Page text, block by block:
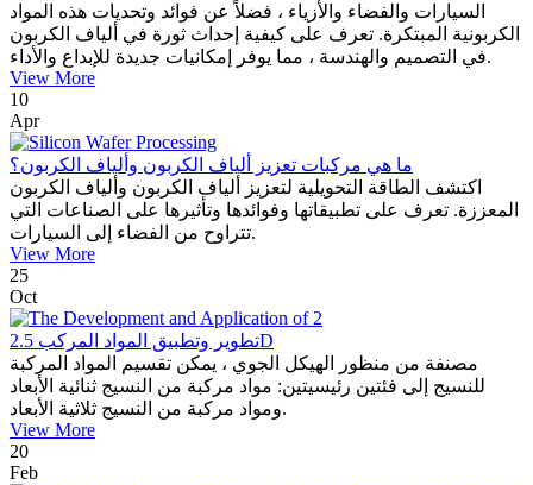
السيارات والفضاء والأزياء ، فضلاً عن فوائد وتحديات هذه المواد
الكربونية المبتكرة. تعرف على كيفية إحداث ثورة في ألياف الكربون
في التصميم والهندسة ، مما يوفر إمكانيات جديدة للإبداع والأداء.
View More
10
Apr
ما هي مركبات تعزيز ألياف الكربون وألياف الكربون؟
اكتشف الطاقة التحويلية لتعزيز ألياف الكربون وألياف الكربون
المعززة. تعرف على تطبيقاتها وفوائدها وتأثيرها على الصناعات التي
تتراوح من الفضاء إلى السيارات.
View More
25
Oct
تطوير وتطبيق المواد المركب 2.5D
مصنفة من منظور الهيكل الجوي ، يمكن تقسيم المواد المركبة
للنسيج إلى فئتين رئيسيتين: مواد مركبة من النسيج ثنائية الأبعاد
ومواد مركبة من النسيج ثلاثية الأبعاد.
View More
20
Feb